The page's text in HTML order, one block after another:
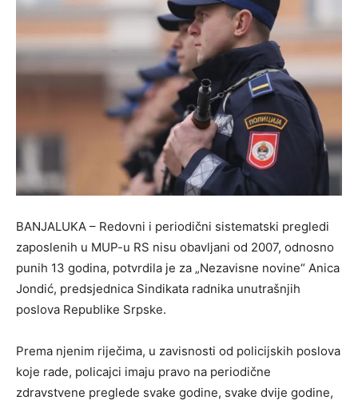
BANJALUKA – Redovni i periodični sistematski pregledi
zaposlenih u MUP-u RS nisu obavljani od 2007, odnosno
punih 13 godina, potvrdila je za „Nezavisne novine“ Anica
Jondić, predsjednica Sindikata radnika unutrašnjih
poslova Republike Srpske.
Prema njenim riječima, u zavisnosti od policijskih poslova
koje rade, policajci imaju pravo na periodične
zdravstvene preglede svake godine, svake dvije godine,